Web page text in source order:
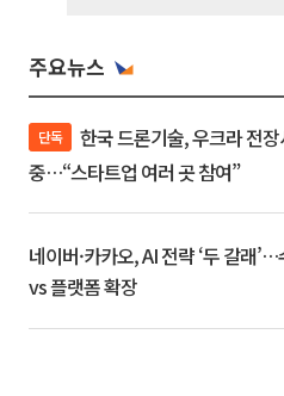
주요뉴스
단독
중…“스타트업 여러 곳 참여”
네이버·카카오, AI 전략 ‘두 갈래
vs 플랫폼 확장